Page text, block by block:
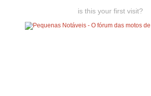
is this your first visit?